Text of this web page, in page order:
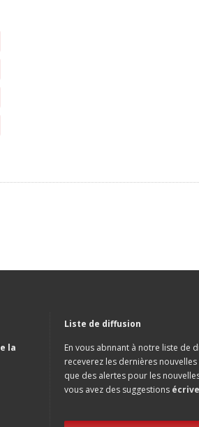
la
Liste de diffusion
En vous abnnant à notre liste de
receverez les dernières
que des alertes pour les
vous avez des suggestions